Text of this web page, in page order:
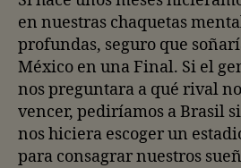
en nuestras chaquetas
profundas, seguro que
México en una Final. Si el
nos preguntara a qué rival
vencer, pediríamos a Brasil
nos hiciera escoger un
para consagrar nuestros